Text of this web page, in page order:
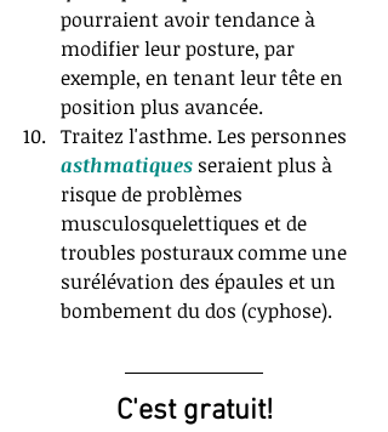
pourraient avoir tendance à
modifier leur posture, par
exemple, en tenant leur tête en
position plus avancée.​
Traitez l'asthme. Les personnes
asthmatiques seraient plus à
risque de problèmes
musculosquelettiques et de
troubles posturaux comme une
surélévation des épaules et un
bombement du dos (cyphose).
C'est gratuit!